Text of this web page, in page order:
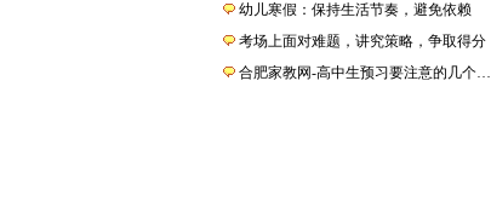
幼儿寒假：保持生活节奏，避免依赖
考场上面对难题，讲究策略，争取得分
合肥家教网-高中生预习要注意的几个…